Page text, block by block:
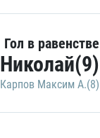
Гол в равенстве
Максим А.(8)